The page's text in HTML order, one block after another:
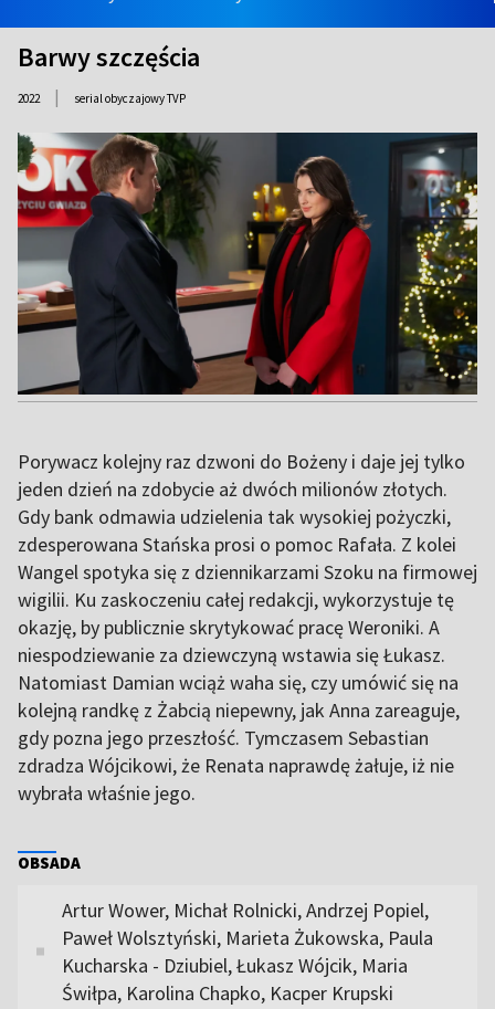
Barwy szczęścia
2022 | serial obyczajowy TVP
Porywacz kolejny raz dzwoni do Bożeny i daje jej tylko
jeden dzień na zdobycie aż dwóch milionów złotych.
Gdy bank odmawia udzielenia tak wysokiej pożyczki,
zdesperowana Stańska prosi o pomoc Rafała. Z kolei
Wangel spotyka się z dziennikarzami Szoku na firmowej
wigilii. Ku zaskoczeniu całej redakcji, wykorzystuje tę
okazję, by publicznie skrytykować pracę Weroniki. A
niespodziewanie za dziewczyną wstawia się Łukasz.
Natomiast Damian wciąż waha się, czy umówić się na
kolejną randkę z Żabcią niepewny, jak Anna zareaguje,
gdy pozna jego przeszłość. Tymczasem Sebastian
zdradza Wójcikowi, że Renata naprawdę żałuje, iż nie
wybrała właśnie jego.
OBSADA
Artur Wower, Michał Rolnicki, Andrzej Popiel,
Paweł Wolsztyński, Marieta Żukowska, Paula
Kucharska - Dziubiel, Łukasz Wójcik, Maria
Świłpa, Karolina Chapko, Kacper Krupski